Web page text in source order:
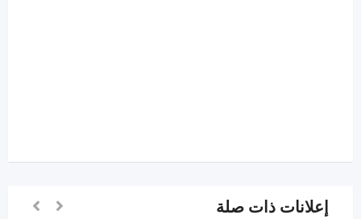
إعلانات ذات صلة